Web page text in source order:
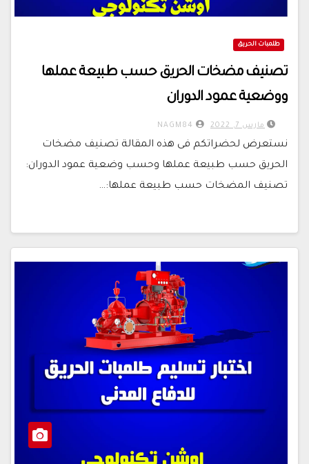
طلمبات الحريق
تصنيف مضخات الحريق حسب طبيعة عملها
ووضعية عمود الدوران
مارس 7, 2022
نستعرض لحضراتكم فى هذه المقالة تصنيف مضخات
الحريق حسب طبيعة عملها وحسب وضعية عمود الدوران:
تصنيف المضخات حسب طبيعة عملها:…